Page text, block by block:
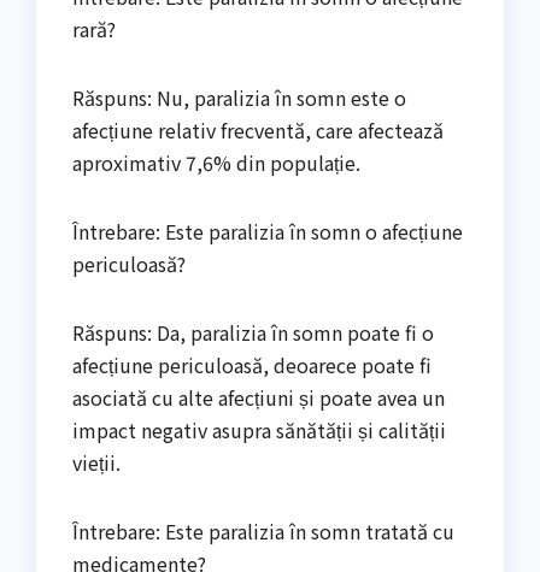
rară?
Răspuns: Nu, paralizia în somn este o
afecțiune relativ frecventă, care afectează
aproximativ 7,6% din populație.
Întrebare: Este paralizia în somn o afecțiune
periculoasă?
Răspuns: Da, paralizia în somn poate fi o
afecțiune periculoasă, deoarece poate fi
asociată cu alte afecțiuni și poate avea un
impact negativ asupra sănătății și calității
vieții.
Întrebare: Este paralizia în somn tratată cu
medicamente?